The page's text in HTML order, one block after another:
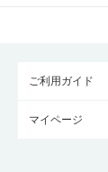
ご利用ガイド
マイページ